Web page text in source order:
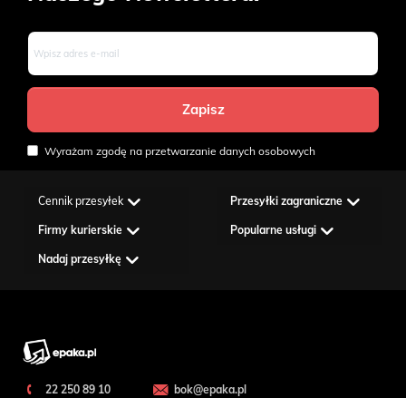
Wyrażam zgodę na przetwarzanie danych osobowych
Cennik przesyłek Przesyłki zagraniczne
Firmy kurierskie Popularne usługi
Nadaj przesyłkę
22 250 89 10
bok@epaka.pl